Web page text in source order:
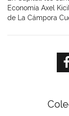
Economía Axel
de La Cámpora